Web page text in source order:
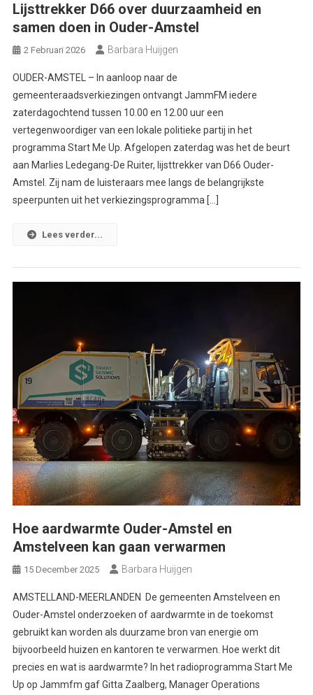
Lijsttrekker D66 over duurzaamheid en
samen doen in Ouder-Amstel
2 Februari 2026 Barbara Huijgen
OUDER-AMSTEL – In aanloop naar de
gemeenteraadsverkiezingen ontvangt JammFM iedere
zaterdagochtend tussen 10.00 en 12.00 uur een
vertegenwoordiger van een lokale politieke partij in het
programma Start Me Up. Afgelopen zaterdag was het de beurt
aan Marlies Ledegang-De Ruiter, lijsttrekker van D66 Ouder-
Amstel. Zij nam de luisteraars mee langs de belangrijkste
speerpunten uit het verkiezingsprogramma […]
Lees verder...
Hoe aardwarmte Ouder-Amstel en
Amstelveen kan gaan verwarmen
15 December 2025 Barbara Huijgen
AMSTELLAND-MEERLANDEN De gemeenten Amstelveen en
Ouder-Amstel onderzoeken of aardwarmte in de toekomst
gebruikt kan worden als duurzame bron van energie om
bijvoorbeeld huizen en kantoren te verwarmen. Hoe werkt dit
precies en wat is aardwarmte? In het radioprogramma Start Me
Up op Jammfm gaf Gitta Zaalberg, Manager Operations